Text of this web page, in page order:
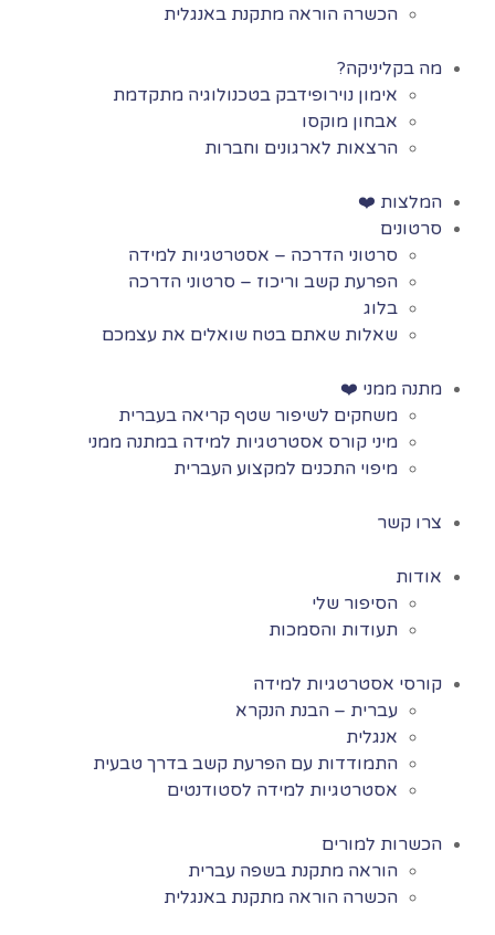
הכשרה הוראה מתקנת באנגלית
מה בקליניקה?
אימון נוירופידבק בטכנולוגיה מתקדמת
אבחון מוקסו
הרצאות לארגונים וחברות
המלצות ❤️
סרטונים
סרטוני הדרכה – אסטרטגיות למידה
הפרעת קשב וריכוז – סרטוני הדרכה
בלוג
שאלות שאתם בטח שואלים את עצמכם
מתנה ממני ❤️
משחקים לשיפור שטף קריאה בעברית
מיני קורס אסטרטגיות למידה במתנה ממני
מיפוי התכנים למקצוע העברית
צרו קשר
אודות
הסיפור שלי
תעודות והסמכות
קורסי אסטרטגיות למידה
עברית – הבנת הנקרא
אנגלית
התמודדות עם הפרעת קשב בדרך טבעית
אסטרטגיות למידה לסטודנטים
הכשרות למורים
הוראה מתקנת בשפה עברית
הכשרה הוראה מתקנת באנגלית